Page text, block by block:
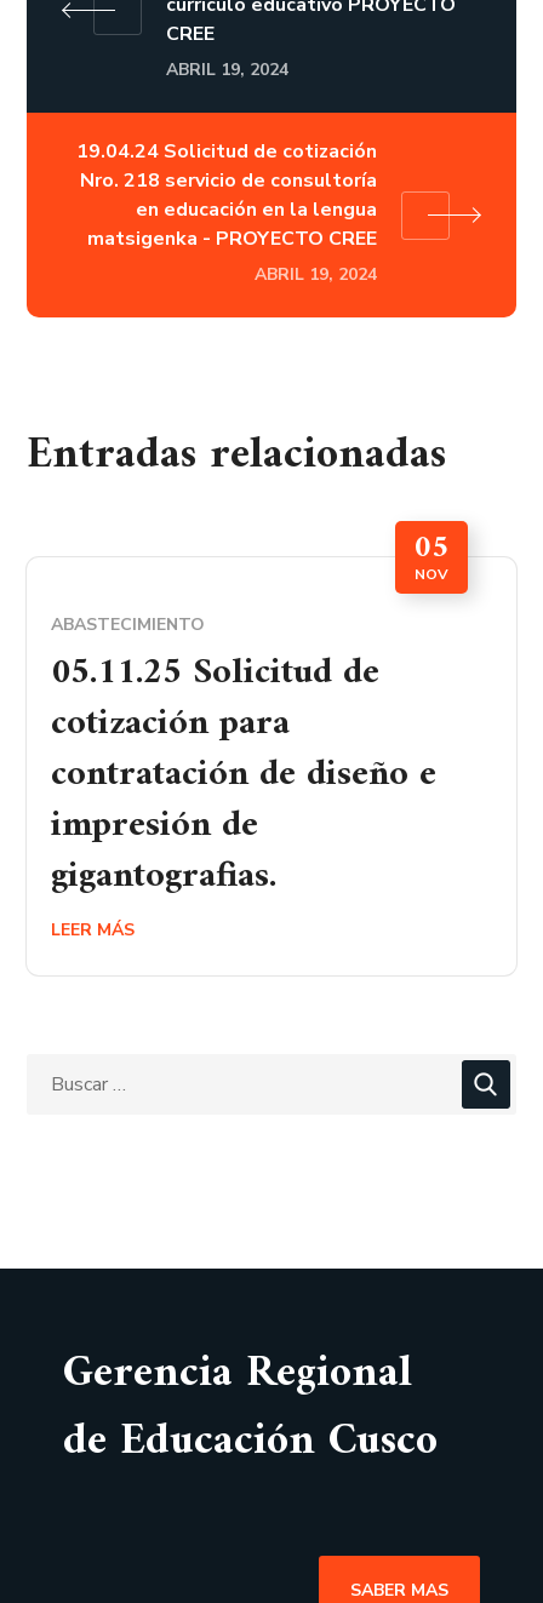
CREE
ABRIL 19, 2024
19.04.24 Solicitud de cotización
Nro. 218 servicio de consultoría
en educación en la lengua
matsigenka - PROYECTO CREE
ABRIL 19, 2024
Entradas relacionadas
05
NOV
ABASTECIMIENTO
05.11.25 Solicitud de
cotización para
contratación de diseño e
impresión de
gigantografias.
LEER MÁS
Gerencia Regional
de Educación Cusco
SABER MAS